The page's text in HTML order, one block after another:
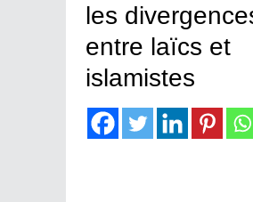
les
entre laïcs et
islamistes